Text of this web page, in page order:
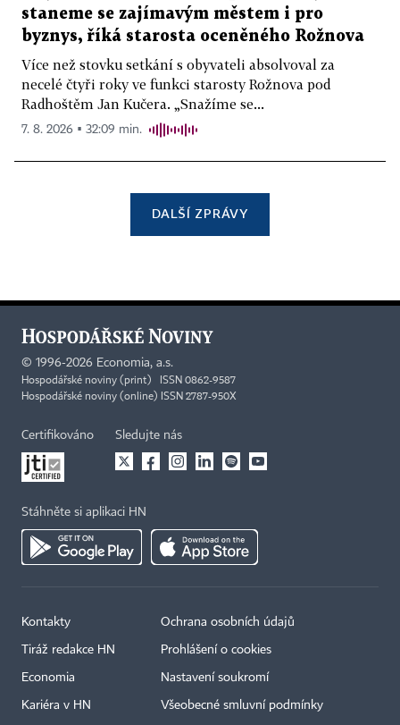
staneme se zajímavým městem i pro
byznys, říká starosta oceněného Rožnova
Více než stovku setkání s obyvateli absolvoval za
necelé čtyři roky ve funkci starosty Rožnova pod
Radhoštěm Jan Kučera. „Snažíme se...
7. 8. 2026 ▪ 32:09 min.
DALŠÍ ZPRÁVY
© 1996-2026 Economia, a.s.
Hospodářské noviny (print) ISSN 0862-9587
Hospodářské noviny (online) ISSN 2787-950X
Certifikováno Sledujte nás
Stáhněte si aplikaci HN
Kontakty
Tiráž redakce HN
Economia
Kariéra v HN
Ochrana osobních údajů
Prohlášení o cookies
Nastavení soukromí
Všeobecné smluvní podmínky